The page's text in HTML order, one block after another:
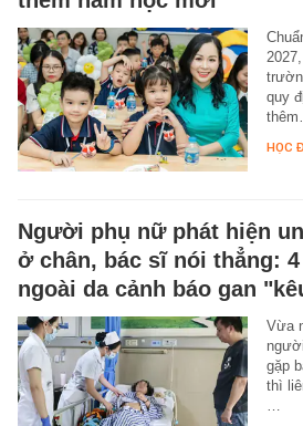
quy
HỌC
Người phụ nữ phát hiện
ở chân, bác sĩ nói thẳng:
ngoài da cảnh báo gan
Vừa
gặp
thì
…